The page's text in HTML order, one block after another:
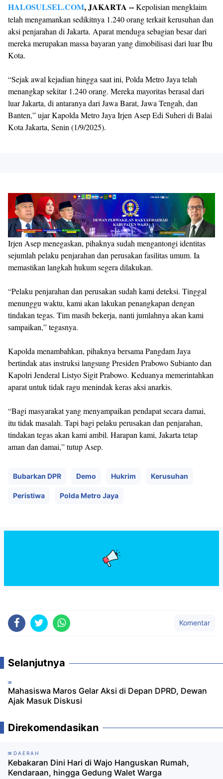
HALOSULSEL.COM, JAKARTA --Kepolisian mengklaim
telah mengamankan sedikitnya 1.240 orang terkait kerusuhan dan
aksi penjarahan di Jakarta. Aparat menduga sebagian besar dari
mereka merupakan massa bayaran yang dimobilisasi dari luar Ibu
Kota.
“Sejak awal kejadian hingga saat ini, Polda Metro Jaya telah
menangkap sekitar 1.240 orang. Mereka mayoritas berasal dari
luar Jakarta, di antaranya dari Jawa Barat, Jawa Tengah, dan
Banten,” ujar Kapolda Metro Jaya Irjen Asep Edi Suheri di Balai
Kota Jakarta, Senin (1/9/2025).
Irjen Asep menegaskan, pihaknya sudah mengantongi identitas
sejumlah pelaku penjarahan dan perusakan fasilitas umum. Ia
memastikan langkah hukum segera dilakukan.
“Pelaku penjarahan dan perusakan sudah kami deteksi. Tinggal
menunggu waktu, kami akan lakukan penangkapan dengan
tindakan tegas. Tim masih bekerja, nanti jumlahnya akan kami
sampaikan,” tegasnya.
Kapolda menambahkan, pihaknya bersama Pangdam Jaya
bertindak atas instruksi langsung Presiden Prabowo Subianto dan
Kapolri Jenderal Listyo Sigit Prabowo. Keduanya memerintahkan
aparat untuk tidak ragu menindak keras aksi anarkis.
“Bagi masyarakat yang menyampaikan pendapat secara damai,
itu tidak masalah. Tapi bagi pelaku perusakan dan penjarahan,
tindakan tegas akan kami ambil. Harapan kami, Jakarta tetap
aman dan damai,” tutup Asep.
Bubarkan DPR Demo Hukrim Kerusuhan
Peristiwa Polda Metro Jaya
Komentar
Selanjutnya
Mahasiswa Maros Gelar Aksi di Depan DPRD, Dewan
Ajak Masuk Diskusi
Direkomendasikan
DAERAH
Kebakaran Dini Hari di Wajo Hanguskan Rumah,
Kendaraan, hingga Gedung Walet Warga